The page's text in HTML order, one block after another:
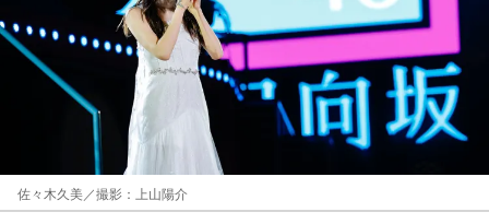
佐々木久美／撮影：上山陽介